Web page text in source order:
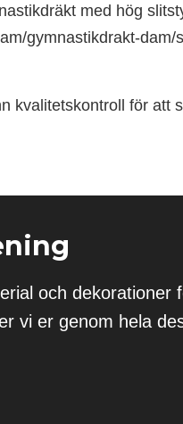
med hög
gymnastikdrakt-
kvalitetskontroll för att
och dekorationer
vi er genom hela